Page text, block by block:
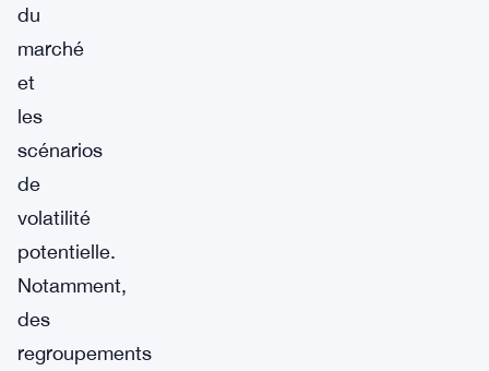
du
marché
et
les
scénarios
de
volatilité
potentielle.
Notamment,
des
regroupements